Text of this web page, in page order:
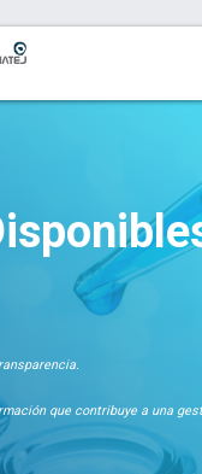
que contribuye a una